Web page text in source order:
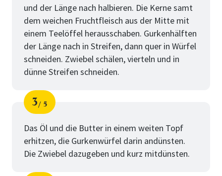
und der Länge nach halbieren. Die Kerne samt
dem weichen Fruchtfleisch aus der Mitte mit
einem Teelöffel herausschaben. Gurkenhälften
der Länge nach in Streifen, dann quer in Würfel
schneiden. Zwiebel schälen, vierteln und in
dünne Streifen schneiden.
Schritt
3
von
5
Das Öl und die Butter in einem weiten Topf
erhitzen, die Gurkenwürfel darin andünsten.
Die Zwiebel dazugeben und kurz mitdünsten.